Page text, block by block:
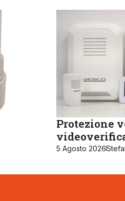
Protezione
5 Agosto 2026